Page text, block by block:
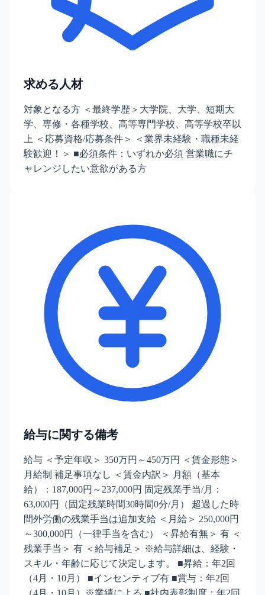
求める人材
対象となる方 ＜最終学歴＞大学院、大学、短期大
学、専修・各種学校、高等専門学校、高等学校卒以
上 ＜応募資格/応募条件＞ ＜業界未経験・職種未経
験歓迎！＞ ■必須条件：いずれか必須 営業職にチ
ャレンジしたい意欲がある方
給与に関する備考
給与 ＜予定年収＞ 350万円～450万円 ＜賃金形態＞
月給制 補足事項なし ＜賃金内訳＞ 月額（基本
給）：187,000円～237,000円 固定残業手当/月：
63,000円（固定残業時間30時間0分/月） 超過した時
間外労働の残業手当は追加支給 ＜月給＞ 250,000円
～300,000円（一律手当を含む） ＜昇給有無＞ 有 ＜
残業手当＞ 有 ＜給与補足＞ ※給与詳細は、経験・
スキル・年齢に応じて決定します。 ■昇給：年2回
（4月・10月） ■インセンティブ有 ■賞与：年2回
（4月・10月）※業績による ■社内表彰制度：年2回